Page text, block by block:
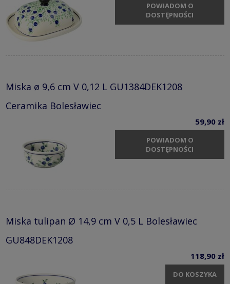
POWIADOM O
DOSTĘPNOŚCI
Miska ø 9,6 cm V 0,12 L GU1384DEK1208
Ceramika Bolesławiec
59,90 zł
POWIADOM O
DOSTĘPNOŚCI
Miska tulipan Ø 14,9 cm V 0,5 L Bolesławiec
GU848DEK1208
118,90 zł
DO KOSZYKA